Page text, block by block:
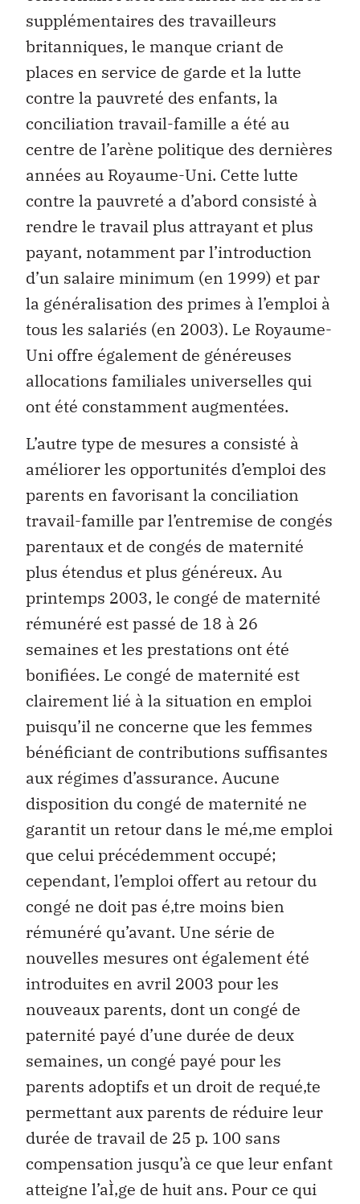
supplémentaires des travailleurs
britanniques, le manque criant de
places en service de garde et la lutte
contre la pauvreté des enfants, la
conciliation travail-famille a été au
centre de l’arène politique des dernières
années au Royaume-Uni. Cette lutte
contre la pauvreté a d’abord consisté à
rendre le travail plus attrayant et plus
payant, notamment par l’introduction
d’un salaire minimum (en 1999) et par
la généralisation des primes à l’emploi à
tous les salariés (en 2003). Le Royaume-
Uni offre également de généreuses
allocations familiales universelles qui
ont été constamment augmentées.
L’autre type de mesures a consisté à
améliorer les opportunités d’emploi des
parents en favorisant la conciliation
travail-famille par l’entremise de congés
parentaux et de congés de maternité
plus étendus et plus généreux. Au
printemps 2003, le congé de maternité
rémunéré est passé de 18 à 26
semaines et les prestations ont été
bonifiées. Le congé de maternité est
clairement lié à la situation en emploi
puisqu’il ne concerne que les femmes
bénéficiant de contributions suffisantes
aux régimes d’assurance. Aucune
disposition du congé de maternité ne
garantit un retour dans le mé‚me emploi
que celui précédemment occupé;
cependant, l’emploi offert au retour du
congé ne doit pas é‚tre moins bien
rémunéré qu’avant. Une série de
nouvelles mesures ont également été
introduites en avril 2003 pour les
nouveaux parents, dont un congé de
paternité payé d’une durée de deux
semaines, un congé payé pour les
parents adoptifs et un droit de requé‚te
permettant aux parents de réduire leur
durée de travail de 25 p. 100 sans
compensation jusqu’à ce que leur enfant
atteigne l’aÌ‚ge de huit ans. Pour ce qui